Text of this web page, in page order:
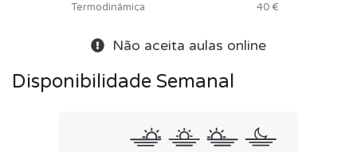
Termodinâmica
40 €
Não aceita aulas online
Disponibilidade Semanal